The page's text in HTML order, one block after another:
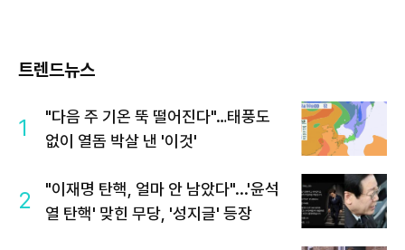
트렌드뉴스
1
"다음 주 기온 뚝 떨어진다"…태풍도
없이 열돔 박살 낸 '이것'
2
"이재명 탄핵, 얼마 안 남았다"...'윤석
열 탄핵' 맞힌 무당, '성지글' 등장